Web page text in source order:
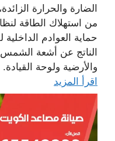
الضارة والحرارة
من استهلاك الطاقة
حماية العوادم
الناتج عن أشعة
والأرضية ولوحة
اقرأ المزيد